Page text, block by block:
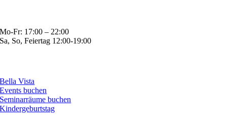
Mo-Fr: 17:00 – 22:00
Sa, So, Feiertag 12:00-19:00
Bella Vista
Events buchen
Seminarräume buchen
Kindergeburtstag